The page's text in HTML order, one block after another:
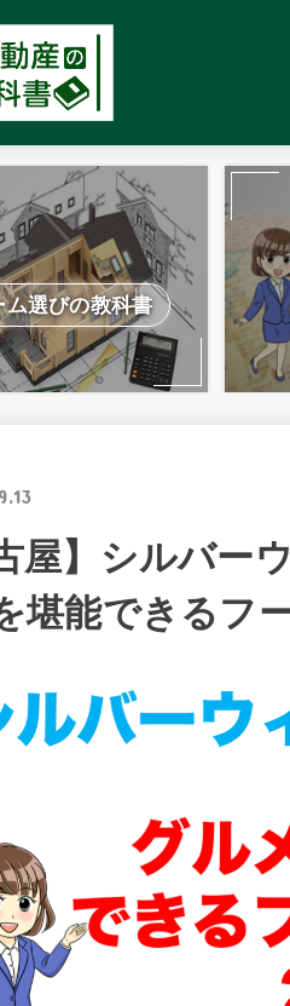
ム選びの教科書
屋】シルバー
堪能できるフ